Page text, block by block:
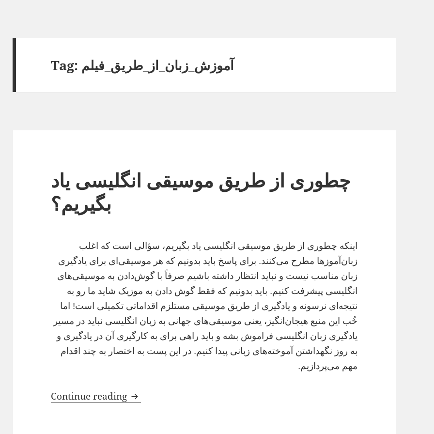
Tag: آموزش_زبان_از_طریق_فیلم
چطوری از طریق موسیقی انگلیسی یاد
بگیریم؟
اینکه چطوری از طریق موسیقی انگلیسی یاد بگیریم، سؤالی است که اغلب
زبان‌آموز‌ها مطرح می‌کنند. برای پاسخ باید بدونیم که هر موسیقی‌ای برای یادگیری
زبان مناسب نیست و نباید انتظار داشته باشیم صرفاً با گوش‌دادن به موسیقی‌های
انگلیسی پیشرفت کنیم. باید بدونیم که فقط گوش دادن به موزیک شاید ما رو به
نتیجه‌ای نرسونه و یادگیری از طریق موسیقی مستلزم اقداماتی تکمیلی است! اما
خُب این منبع هیجان‌انگیز، یعنی موسیقی‌های جهانی به زبان انگلیسی نباید در مسیر
یادگیری زبان انگلیسی فراموش بشه و باید راهی برای به کارگیری آن در یادگیری و
به روز نگهداشتن آموخته‌های زبانی پیدا کنیم. در این پست به اختصار به چند اقدام
مهم می‌پردازیم.
Continue reading چطوری از طریق موسیقی انگلیسی یاد بگیریم؟